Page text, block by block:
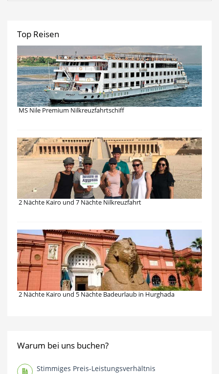
Top Reisen
MS Nile Premium Nilkreuzfahrtschiff
2 Nächte Kairo und 7 Nächte Nilkreuzfahrt
2 Nächte Kairo und 5 Nächte Badeurlaub in Hurghada
Warum bei uns buchen?
Stimmiges Preis-Leistungsverhältnis